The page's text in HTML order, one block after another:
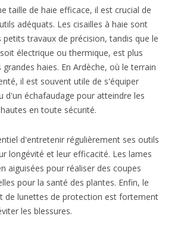
taille de haie efficace, il est crucial de
adéquats. Les cisailles à haie sont
petits travaux de précision, tandis que le
électrique ou thermique, est plus
haies. En Ardèche, où le terrain
il est souvent utile de s'équiper
d'un échafaudage pour atteindre les
en toute sécurité.
d'entretenir régulièrement ses outils
longévité et leur efficacité. Les lames
aiguisées pour réaliser des coupes
pour la santé des plantes. Enfin, le
de lunettes de protection est fortement
les blessures.